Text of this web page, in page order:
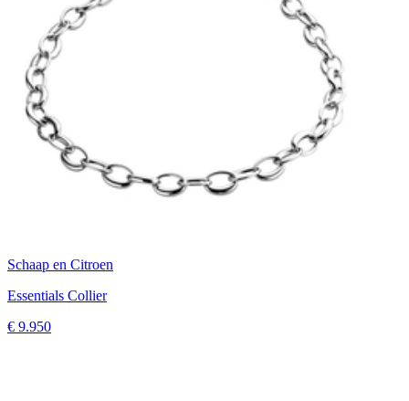
Schaap en Citroen
Essentials Collier
€ 9.950